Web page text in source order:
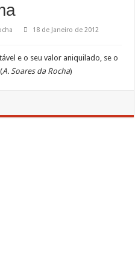
18 de Janeiro de 2012
e o seu valor aniquilado, se o
A. Soares da Rocha)